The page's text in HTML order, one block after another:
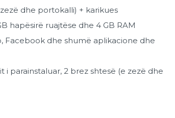
dhe portokalli) + karikues
hapësirë ​​ruajtëse dhe 4 GB RAM
Facebook dhe shumë aplikacione dhe
parainstaluar, 2 brez shtesë (e zezë dhe